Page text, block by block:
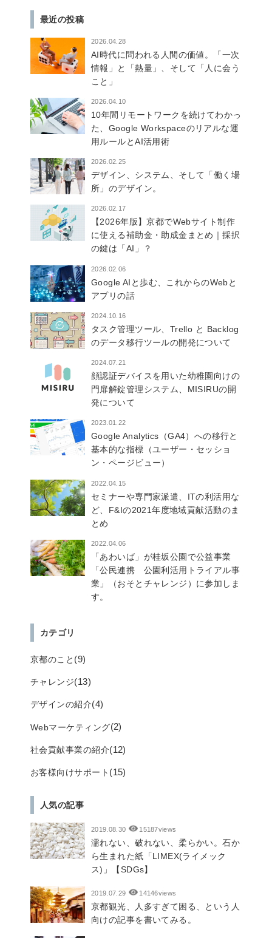
最近の投稿
2026.04.28
AI時代に問われる人間の価値。「一次
情報」と「熱量」、そして「人に会う
こと」
2026.04.10
10年間リモートワークを続けてわかっ
た、Google Workspaceのリアルな運
用ルールとAI活用術
2026.02.25
デザイン、システム、そして「働く場
所」のデザイン。
2026.02.17
【2026年版】京都でWebサイト制作
に使える補助金・助成金まとめ｜採択
の鍵は「AI」？
2026.02.06
Google AIと歩む、これからのWebと
アプリの話
2024.10.16
タスク管理ツール、Trello と Backlog
のデータ移行ツールの開発について
2024.07.21
顔認証デバイスを用いた幼稚園向けの
門扉解錠管理システム、MISIRUの開
発について
2023.01.22
Google Analytics（GA4）への移行と
基本的な指標（ユーザー・セッショ
ン・ページビュー）
2022.04.15
セミナーや専門家派遣、ITの利活用な
ど、F&Iの2021年度地域貢献活動のま
とめ
2022.04.06
「あわいば」が桂坂公園で公益事業
「公民連携 公園利活用トライアル事
業」（おそとチャレンジ）に参加しま
す。
カテゴリ
京都のこと (9)
チャレンジ(13)
デザインの紹介(4)
Webマーケティング(2)
社会貢献事業の紹介(12)
お客様向けサポート (15)
人気の記事
2019.08.30 15187views
濡れない、破れない、柔らかい。石か
ら生まれた紙「LIMEX(ライメック
ス)」【SDGs】
2019.07.29 14146views
京都観光、人多すぎて困る、という人
向けの記事を書いてみる。